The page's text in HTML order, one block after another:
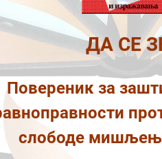
ДА СЕ
Повереник за
слободе